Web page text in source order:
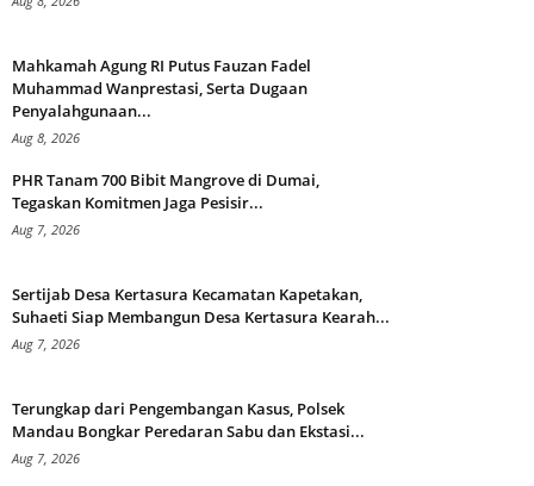
Mahkamah Agung RI Putus Fauzan Fadel
Muhammad Wanprestasi, Serta Dugaan
Penyalahgunaan...
Aug 8, 2026
PHR Tanam 700 Bibit Mangrove di Dumai,
Tegaskan Komitmen Jaga Pesisir...
Aug 7, 2026
Sertijab Desa Kertasura Kecamatan Kapetakan,
Suhaeti Siap Membangun Desa Kertasura Kearah...
Aug 7, 2026
Terungkap dari Pengembangan Kasus, Polsek
Mandau Bongkar Peredaran Sabu dan Ekstasi...
Aug 7, 2026